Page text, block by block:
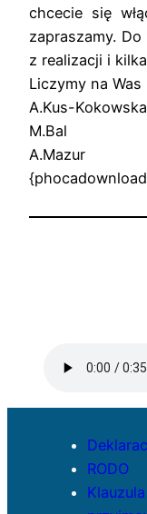
chcecie się
zapraszamy.
z realizacji i
Liczymy na Was
A.Kus-Kokowska
M.Bal
A.Mazur
RODO